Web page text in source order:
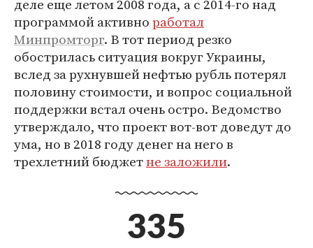
деле еще летом 2008 года, а с 2014-го над
программой активноработал
Минпромторг. В тот период резко
обострилась ситуация вокруг Украины,
вслед за рухнувшей нефтью рубль потерял
половину стоимости, и вопрос социальной
поддержки встал очень остро. Ведомство
утверждало, что проект вот-вот доведут до
ума, но в 2018 году денег на него в
трехлетний бюджетне заложили.
335